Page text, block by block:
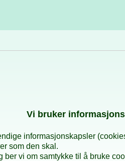
Vi bru­ker
informasjonskapsler
som den skal.
ber vi om samtykke til å bruke